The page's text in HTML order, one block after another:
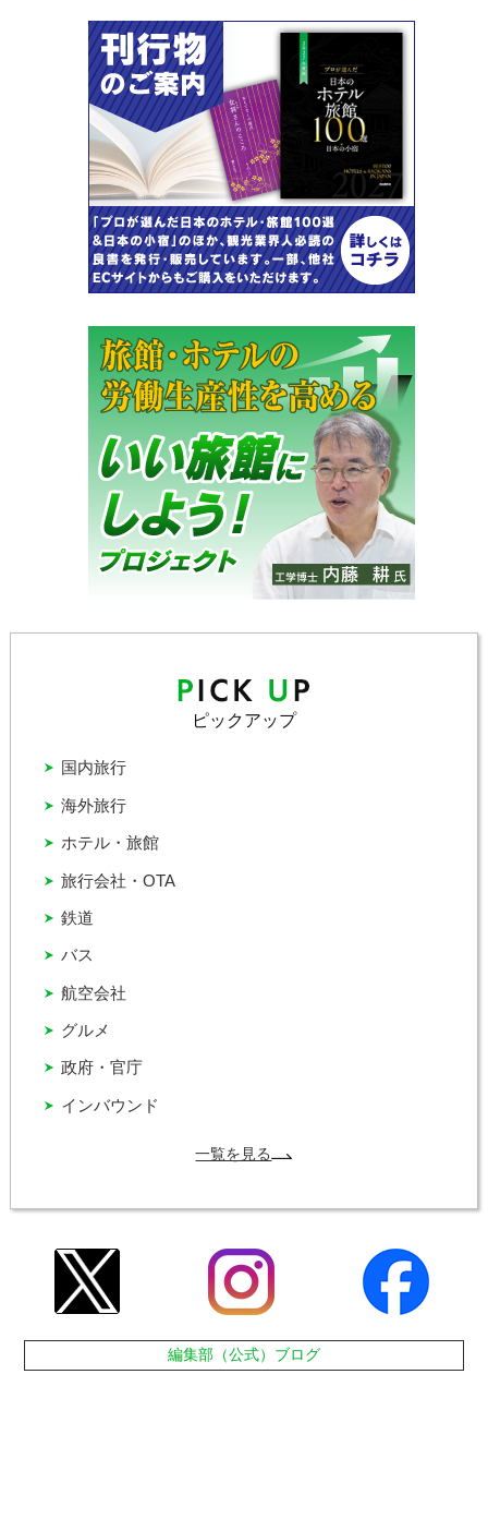
ピックアップ
インバウンド
グルメ
バス
ホテル・旅館
国内旅行
政府・官庁
旅行会社・OTA
海外旅行
航空会社
鉄道
一覧を見る
編集部（公式）ブログ